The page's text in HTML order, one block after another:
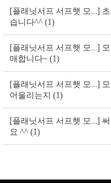
[플래닛서프 서프햇 모...]
습니다^^ (1)
[플래닛서프 서프햇 모...]
매합니다~ (1)
[플래닛서프 서프햇 모...]
어울리는지 (1)
[플래닛서프 서프햇 모...]
요 ^^ (1)